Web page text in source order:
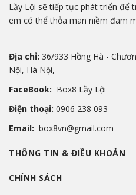
Lầy Lội sẽ tiếp tục phát triển để
em có thể thỏa mãn niềm đam
Địa chỉ: 36/933 Hồng Hà -
Nội, Hà Nội,
FaceBook: Box8 Lầy Lội
Điện thoại: 0906 238 093
Email: box8vn@gmail.com
THÔNG TIN & ĐIỀU KHOẢN
CHÍNH SÁCH